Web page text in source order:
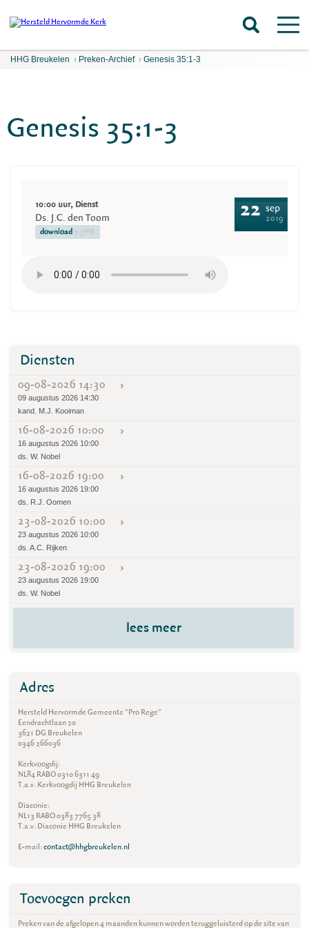
HHG Breukelen › Preken-Archief › Genesis 35:1-3
Genesis 35:1-3
10:00 uur, Dienst
Ds. J.C. den Toom
download7.7MB
22 sep
2019
Diensten
09-08-2026 14:30
09 augustus 2026 14:30
kand. M.J. Kooiman
16-08-2026 10:00
16 augustus 2026 10:00
ds. W. Nobel
16-08-2026 19:00
16 augustus 2026 19:00
ds. R.J. Oomen
23-08-2026 10:00
23 augustus 2026 10:00
ds. A.C. Rijken
23-08-2026 19:00
23 augustus 2026 19:00
ds. W. Nobel
lees meer
Adres
Hersteld Hervormde Gemeente "Pro Rege"
Eendrachtlaan 20
3621 DG Breukelen
0346 266036
Kerkvoogdij:
NL84 RABO 0310 6311 49
T.a.v. Kerkvoogdij HHG Breukelen
Diaconie:
NL13 RABO 0383 7765 38
T.a.v. Diaconie HHG Breukelen
E-mail:contact@hhgbreukelen.nl
Toevoegen preken
Preken van de afgelopen 4 maanden kunnen worden teruggeluisterd op de site van